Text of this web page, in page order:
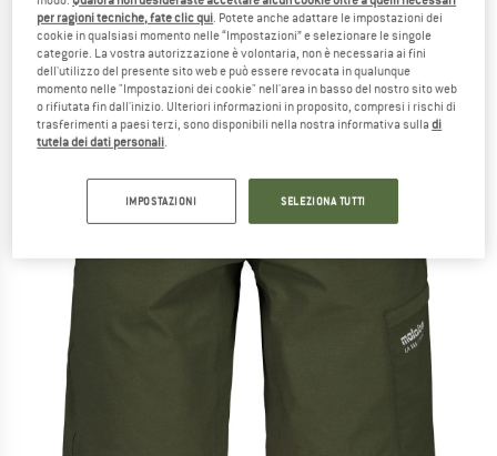
per ragioni tecniche, fate clic qui. Potete anche adattare le impostazioni dei
cookie in qualsiasi momento nelle “Impostazioni” e selezionare le singole
categorie. La vostra autorizzazione è volontaria, non è necessaria ai fini
dell'utilizzo del presente sito web e può essere revocata in qualunque
momento nelle "Impostazioni dei cookie" nell'area in basso del nostro sito web
o rifiutata fin dall'inizio. Ulteriori informazioni in proposito, compresi i rischi di
trasferimenti a paesi terzi, sono disponibili nella nostra informativa sulladi
tutela dei dati personali.
IMPOSTAZIONI SELEZIONA TUTTI